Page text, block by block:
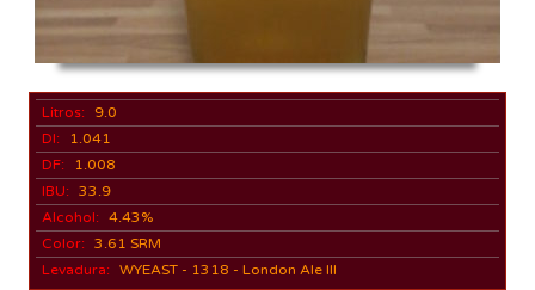
Litros:
9.0
DI:
1.041
DF:
1.008
IBU: 33.9
Alcohol: 4.43%
Color: 3.61 SRM
Levadura: WYEAST - 1318 - London Ale III